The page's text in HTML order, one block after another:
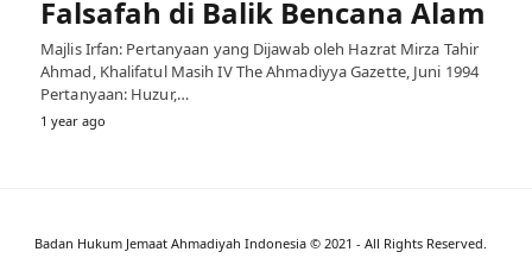
Falsafah di Balik Bencana Alam
Majlis Irfan: Pertanyaan yang Dijawab oleh Hazrat Mirza Tahir
Ahmad, Khalifatul Masih IV The Ahmadiyya Gazette, Juni 1994
Pertanyaan: Huzur,…
1 year ago
Badan Hukum Jemaat Ahmadiyah Indonesia © 2021 - All Rights Reserved.